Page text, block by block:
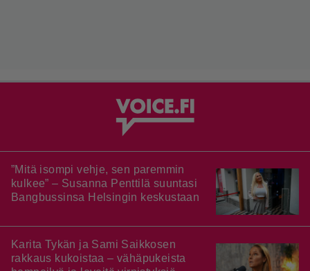
”Mitä isompi vehje, sen paremmin
kulkee” – Susanna Penttilä suuntasi
Bangbussinsa Helsingin keskustaan
Karita Tykän ja Sami Saikkosen
rakkaus kukoistaa – vähäpukeista